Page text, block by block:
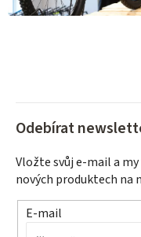
Odebírat
Vložte svůj e-mail a
nových produktech na
E-mail